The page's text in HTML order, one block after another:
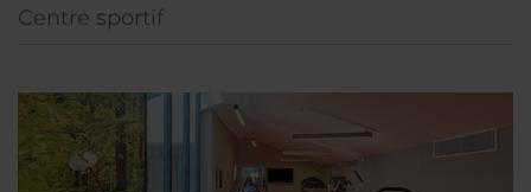
Centre sportif